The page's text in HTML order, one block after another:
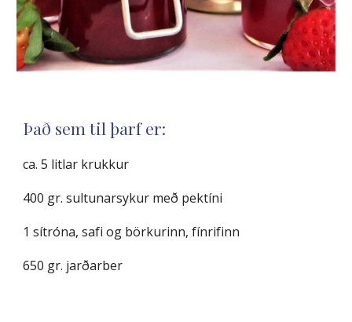
Það sem til þarf er:
ca. 5 litlar krukkur
400 gr. sultunarsykur með pektíni
1 sítróna, safi og börkurinn, fínrifinn
650 gr. jarðarber